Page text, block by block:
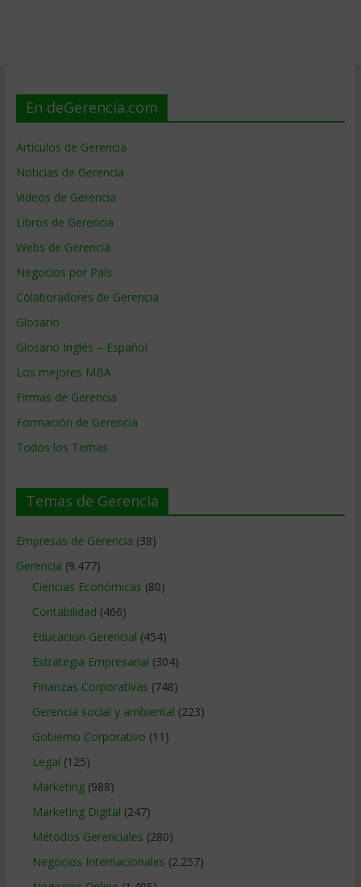
En deGerencia.com
Artículos de Gerencia
Noticias de Gerencia
Videos de Gerencia
Libros de Gerencia
Webs de Gerencia
Negocios por País
Colaboradores de Gerencia
Glosario
Glosario Inglés – Español
Los mejores MBA
Firmas de Gerencia
Formación de Gerencia
Todos los Temas
Temas de Gerencia
Empresas de Gerencia (38)
Gerencia (9.477)
Ciencias Económicas (80)
Contabilidad (466)
Educacion Gerencial (454)
Estrategia Empresarial (304)
Finanzas Corporativas (748)
Gerencia social y ambiental (223)
Gobierno Corporativo (11)
Legal (125)
Marketing(988)
Marketing Digital (247)
Métodos Gerenciales (280)
Negocios Internacionales (2.257)